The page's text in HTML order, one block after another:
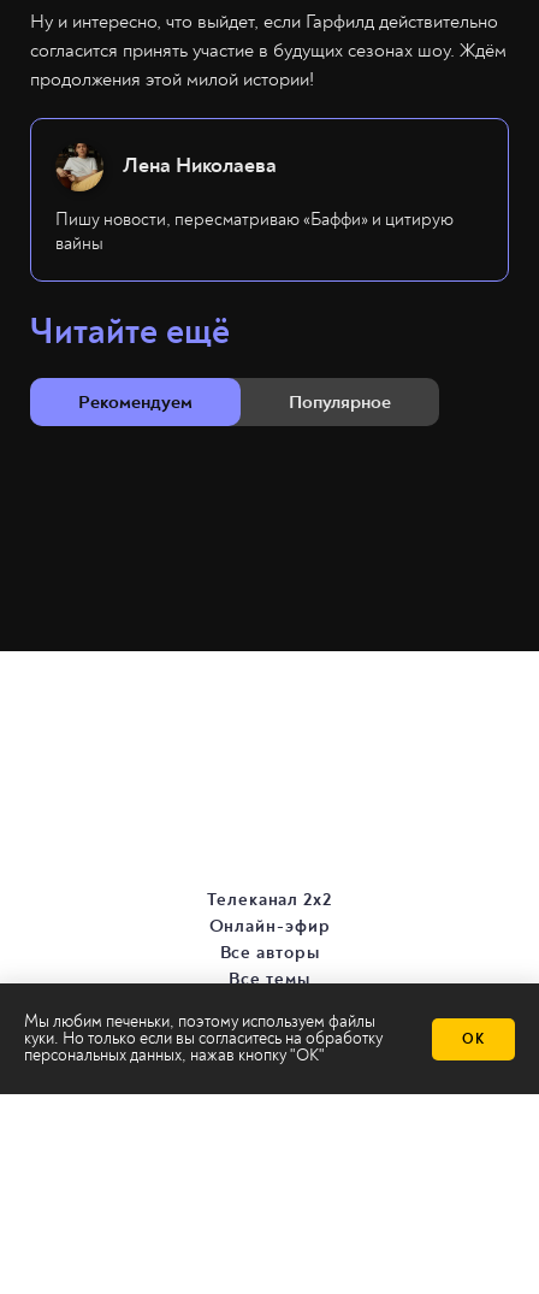
Ну и интересно, что выйдет, если Гарфилд действительно
согласится принять участие в будущих сезонах шоу. Ждём
продолжения этой милой истории!
Лена Николаева
Пишу новости, пересматриваю «Баффи» и цитирую
вайны
Читайте ещё
Рекомендуем Популярное
Мы любим печеньки, поэтому используем файлы
куки. Но только если вы согласитесь на обработку
персональных данных, нажав кнопку "ОК"
ОК
Телеканал 2х2
Онлайн-эфир
Все авторы
Все темы